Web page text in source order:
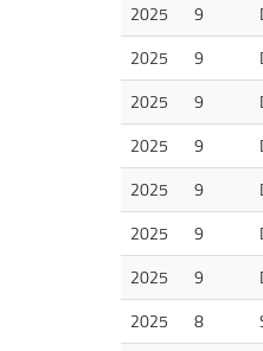
2025
9
2025
9
2025
9
2025
9
2025
9
2025
9
2025
9
2025
8